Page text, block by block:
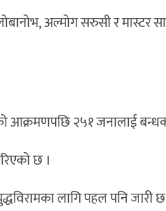
अल्मोग सरुसी र मास्टर
आक्रमणपछि २५१ जनालाई
छ ।
लागि पहल पनि जारी